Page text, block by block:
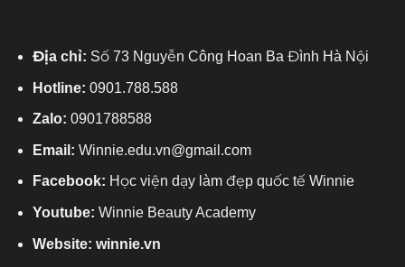
Địa chỉ: Số 73 Nguyễn Công Hoan Ba Đình Hà Nội
Hotline: 0901.788.588
Zalo: 0901788588
Email: Winnie.edu.vn@gmail.com
Facebook: Học viện dạy làm đẹp quốc tế Winnie
Youtube: Winnie Beauty Academy
Website: winnie.vn